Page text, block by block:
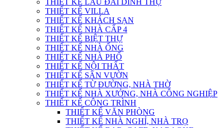
THIẾT KẾ LÂU ĐÀI DINH THỰ
THIẾT KẾ VILLA
THIẾT KẾ KHÁCH SẠN
THIẾT KẾ NHÀ CẤP 4
THIẾT KẾ BIỆT THỰ
THIẾT KẾ NHÀ ỐNG
THIẾT KẾ NHÀ PHỐ
THIẾT KẾ NỘI THẤT
THIẾT KẾ SÂN VƯỜN
THIẾT KẾ TỪ ĐƯỜNG, NHÀ THỜ
THIẾT KẾ NHÀ XƯỞNG, NHÀ CÔNG NGHIỆP
THIẾT KẾ CÔNG TRÌNH
THIẾT KẾ VĂN PHÒNG
THIẾT KẾ NHÀ NGHỈ, NHÀ TRỌ